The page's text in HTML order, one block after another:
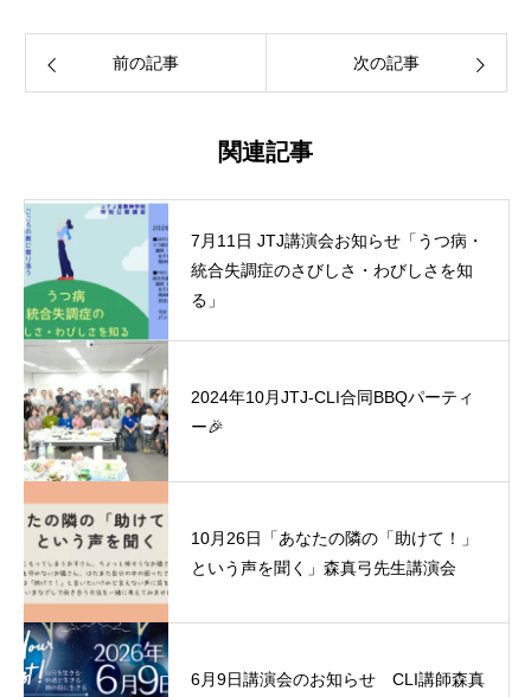
前の記事 次の記事
関連記事
7月11日 JTJ講演会お知らせ「うつ病・
統合失調症のさびしさ・わびしさを知
る」
2024年10月JTJ-CLI合同BBQパーティ
ー🎉
10月26日「あなたの隣の「助けて！」
という声を聞く」森真弓先生講演会
6月9日講演会のお知らせ CLI講師森真